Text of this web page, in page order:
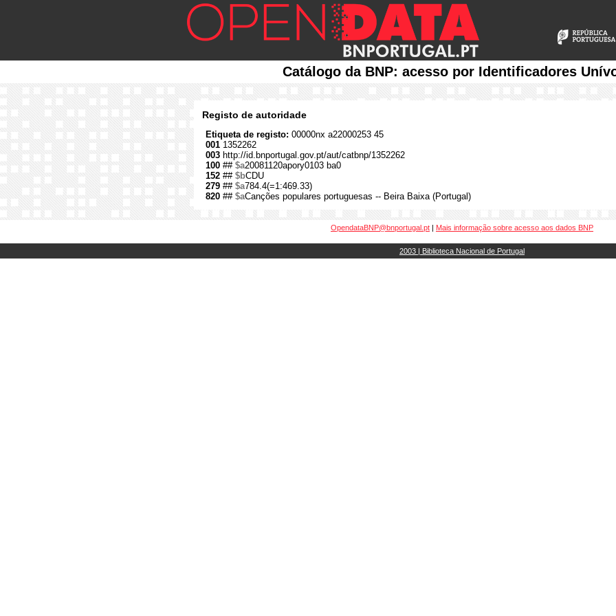
Catálogo da BNP: acesso por Identificadores
Registo de autoridade
Etiqueta de registo: 00000nx a22000253 45
001 1352262
003 http://id.bnportugal.gov.pt/aut/catbnp/1352262
100 ## $a20081120apory0103 ba0
152 ## $bCDU
279 ## $a784.4(=1:469.33)
820 ## $aCanções populares portuguesas -- Beira Baixa (Portugal)
OpendataBNP@bnportugal.pt | Mais informação sobre acesso aos dados BNP
2003 | Biblioteca Nacional de Portugal